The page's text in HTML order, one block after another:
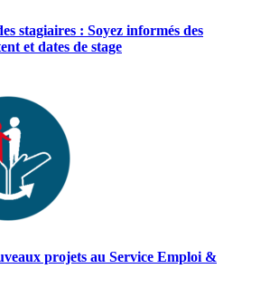
stagiaires : Soyez informés des
et dates de stage
projets au Service Emploi &